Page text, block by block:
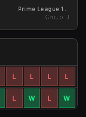
Prime League 1st
Division Winter 2025
Group B
L L L L
L W L W